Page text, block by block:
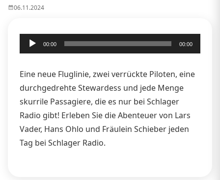
06.11.2024
Audio-
Player
00:00 00:00
Eine neue Fluglinie, zwei verrückte Piloten, eine
durchgedrehte Stewardess und jede Menge
skurrile Passagiere, die es nur bei Schlager
Radio gibt! Erleben Sie die Abenteuer von Lars
Vader, Hans Ohlo und Fräulein Schieber jeden
Tag bei Schlager Radio.